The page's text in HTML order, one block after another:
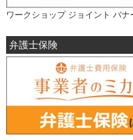
ワークショップ ジョイント バ
弁護士保険